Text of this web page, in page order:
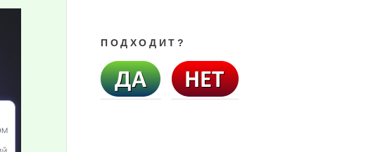
ПОДХОДИТ?